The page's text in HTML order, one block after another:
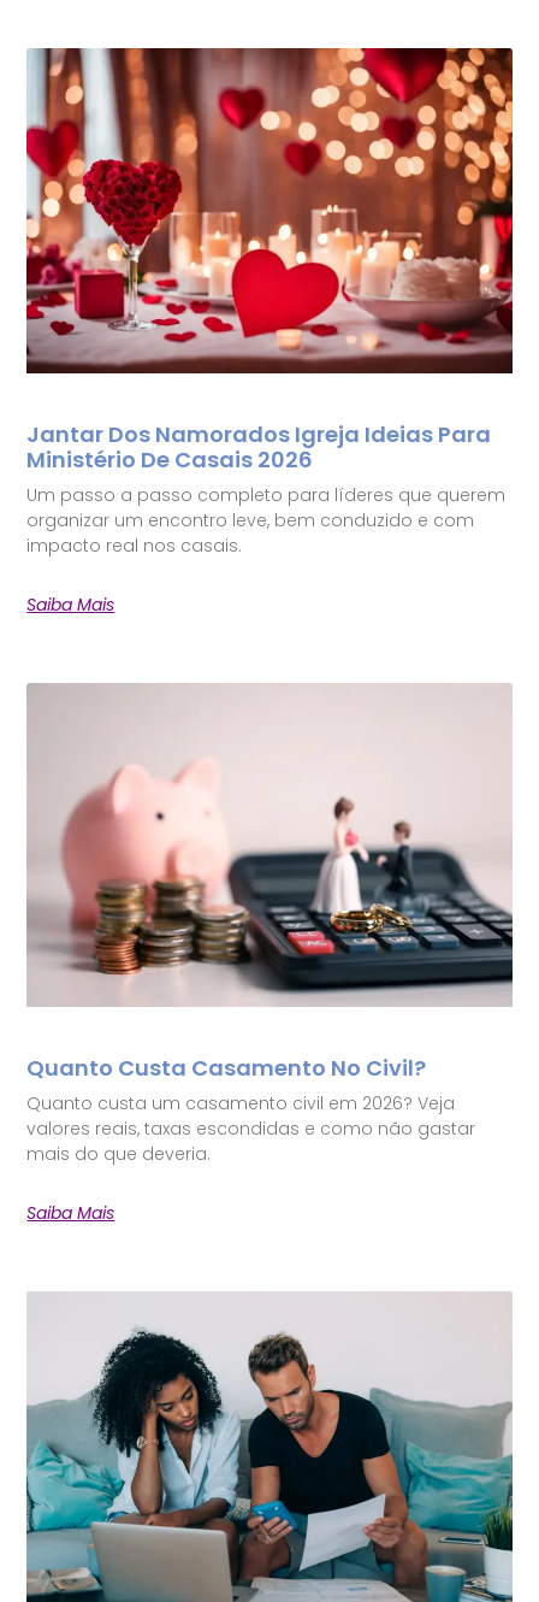
Jantar Dos Namorados Igreja Ideias Para
Ministério De Casais 2026
Um passo a passo completo para líderes que querem
organizar um encontro leve, bem conduzido e com
impacto real nos casais.
Saiba Mais
Quanto Custa Casamento No Civil?
Quanto custa um casamento civil em 2026? Veja
valores reais, taxas escondidas e como não gastar
mais do que deveria.
Saiba Mais